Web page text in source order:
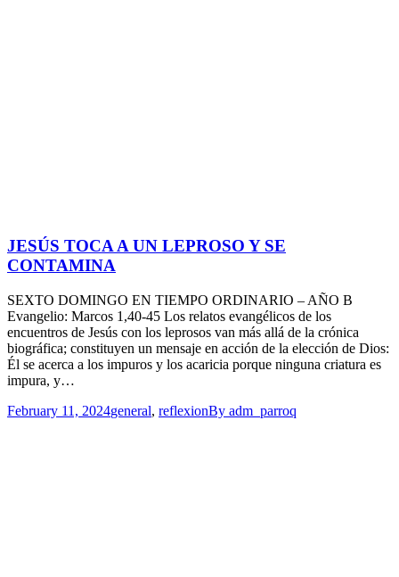
JESÚS TOCA A UN LEPROSO Y SE
CONTAMINA
SEXTO DOMINGO EN TIEMPO ORDINARIO – AÑO B
Evangelio: Marcos 1,40-45 Los relatos evangélicos de los
encuentros de Jesús con los leprosos van más allá de la crónica
biográfica; constituyen un mensaje en acción de la elección de Dios:
Él se acerca a los impuros y los acaricia porque ninguna criatura es
impura, y…
February 11, 2024general, reflexionBy adm_parroq